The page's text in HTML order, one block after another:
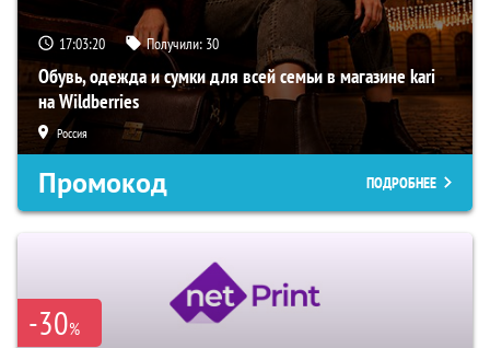
17:03:19 Получили: 30
Обувь, одежда и сумки для всей семьи в магазине kari
на Wildberries
Россия
Промокод ПОДРОБНЕЕ
-30%